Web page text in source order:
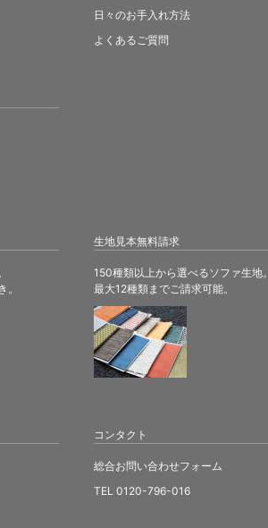
。
生地見本無料請求
150種類以上から選べるソファ生地。
最大12種類までご請求可能。
日々のお手入れ方法
よくあるご質問
コンタクト
総合お問い合わせフォーム
TEL 0120-796-016